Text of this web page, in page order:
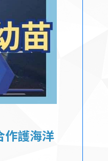
作護海洋